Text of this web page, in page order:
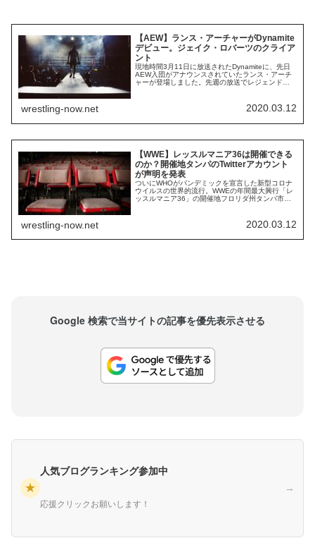
【AEW】ランス・アーチャーがDynamite
デビュー。ジェイク・ロバーツのクライア
ント
現地時間3月11日に放送されたDynamiteに、先日
AEW入団がアナウンスされていたランス・アーチ
ャーが登場しました。先週の放送でレジェンドレ
ラーが登場することを予告していました。ネット
上では、ブロディ・リー(元WWEルーク・ハーパ
wrestling-now.net 2020.03.12
【WWE】レッスルマニア36は開催できる
のか？開催地タンパのTwitterアカウント
が声明を発表
ついにWHOがパンデミックを宣言した新型コロナ
ウイルスの世界的流行。WWEの年間最大興行「レ
ッスルマニア36」の開催地フロリダ州タンパ市で
期を議論する会談を行うと報じられています。そ
んな中、タンパのTwitterアカウントがレッスルマニ
wrestling-now.net 2020.03.12
Google 検索で当サイトの記事を優先表示させる
★
人気ブログランキング参加中
応援クリックお願いします！
→